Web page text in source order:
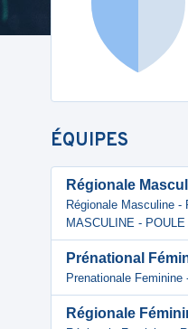
ÉQUIPES
Régionale
Régionale Masculine
MASCULINE - POULE
Prénational
Prenationale
Régionale